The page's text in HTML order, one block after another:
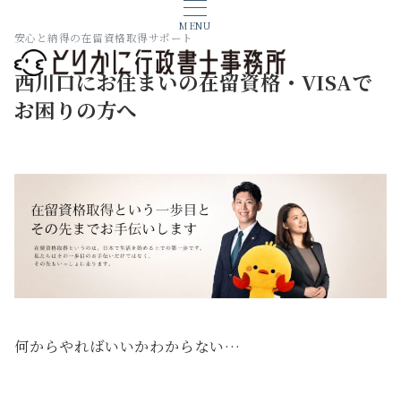
MENU
安心と納得の在留資格取得サポート
西川口にお住まいの在留資格・VISAで
お困りの方へ
何からやればいいかわからない…